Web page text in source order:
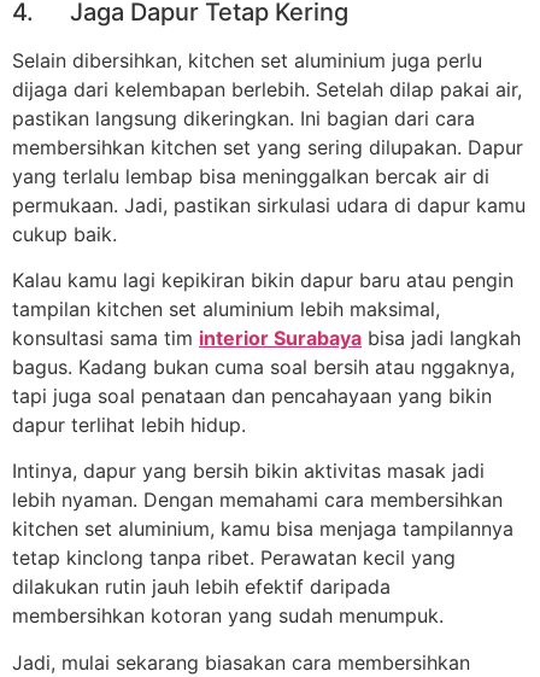
4. Jaga Dapur Tetap Kering
Selain dibersihkan, kitchen set aluminium juga perlu
dijaga dari kelembapan berlebih. Setelah dilap pakai air,
pastikan langsung dikeringkan. Ini bagian dari cara
membersihkan kitchen set yang sering dilupakan. Dapur
yang terlalu lembap bisa meninggalkan bercak air di
permukaan. Jadi, pastikan sirkulasi udara di dapur kamu
cukup baik.
Kalau kamu lagi kepikiran bikin dapur baru atau pengin
tampilan kitchen set aluminium lebih maksimal,
konsultasi sama tim interior Surabaya bisa jadi langkah
bagus. Kadang bukan cuma soal bersih atau nggaknya,
tapi juga soal penataan dan pencahayaan yang bikin
dapur terlihat lebih hidup.
Intinya, dapur yang bersih bikin aktivitas masak jadi
lebih nyaman. Dengan memahami cara membersihkan
kitchen set aluminium, kamu bisa menjaga tampilannya
tetap kinclong tanpa ribet. Perawatan kecil yang
dilakukan rutin jauh lebih efektif daripada
membersihkan kotoran yang sudah menumpuk.
Jadi, mulai sekarang biasakan cara membersihkan